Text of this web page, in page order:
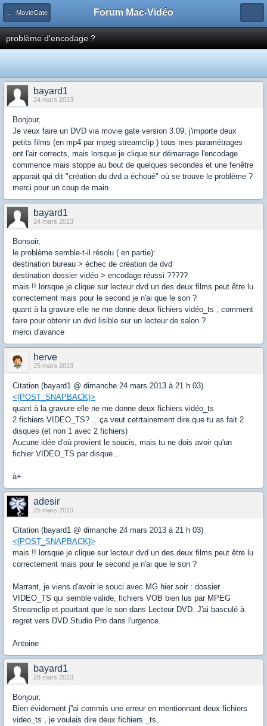
← MovieGate Forum Mac-Vidéo
problème d'encodage ?
bayard1
24 mars 2013
Bonjour,
Je veux faire un DVD via movie gate version 3.09, j'importe deux
petits films (en mp4 par mpeg streamclip ) tous mes paramétrages
ont l'air corrects, mais lorsque je clique sur démarrage l'encodage
commence mais stoppe au bout de quelques secondes et une fenêtre
apparait qui dit "création du dvd a échoué" où se trouve le problème ?
merci pour un coup de main .
bayard1
24 mars 2013
Bonsoir,
le problème semble-t-il résolu ( en partie):
destination bureau > échec de création de dvd
destination dossier vidéo > encodage réussi ?????
mais !! lorsque je clique sur lecteur dvd un des deux films peut être lu
correctement mais pour le second je n'ai que le son ?
quant à la gravure elle ne me donne deux fichiers vidéo_ts , comment
faire pour obtenir un dvd lisible sur un lecteur de salon ?
merci d'avance
herve
25 mars 2013
Citation (bayard1 @ dimanche 24 mars 2013 à 21 h 03)
<{POST_SNAPBACK}>
quant à la gravure elle ne me donne deux fichiers vidéo_ts
2 fichiers VIDEO_TS? …ça veut cetrtainement dire que tu as fait 2
disques (et non 1 avec 2 fichiers)
Aucune idée d'où provient le soucis, mais tu ne dois avoir qu'un
fichier VIDEO_TS par disque…
à+
adesir
25 mars 2013
Citation (bayard1 @ dimanche 24 mars 2013 à 21 h 03)
<{POST_SNAPBACK}>
mais !! lorsque je clique sur lecteur dvd un des deux films peut être lu
correctement mais pour le second je n'ai que le son ?
Marrant, je viens d'avoir le souci avec MG hier soir : dossier
VIDEO_TS qui semble valide, fichiers VOB bien lus par MPEG
Streamclip et pourtant que le son dans Lecteur DVD. J'ai basculé à
regret vers DVD Studio Pro dans l'urgence.
Antoine
bayard1
28 mars 2013
Bonjour,
Bien évidement j''ai commis une erreur en mentionnant deux fichiers
video_ts , je voulais dire deux fichiers _ts,